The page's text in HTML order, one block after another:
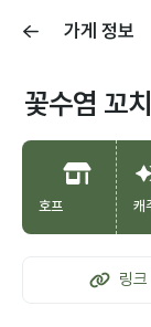
가게 정보
꽃수염 꼬
호프 캐
링